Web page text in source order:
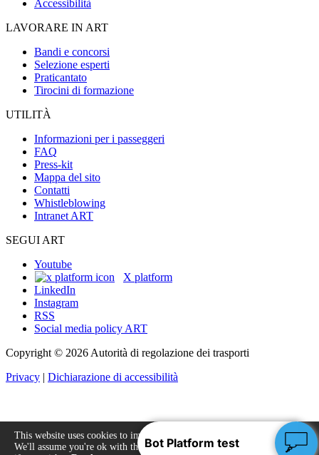
Accessibilità
LAVORARE IN ART
Bandi e concorsi
Selezione esperti
Praticantato
Tirocini di formazione
UTILITÀ
Informazioni per i passeggeri
FAQ
Press-kit
Mappa del sito
Contatti
Whistleblowing
Intranet ART
SEGUI ART
Youtube
X platform
LinkedIn
Instagram
RSS
Social media policy ART
Copyright © 2026 Autorità di regolazione dei trasporti
Privacy | Dichiarazione di accessibilità
This website uses cookies to improve your experience.
We'll assume you're ok with this, but you can opt-out
Accept